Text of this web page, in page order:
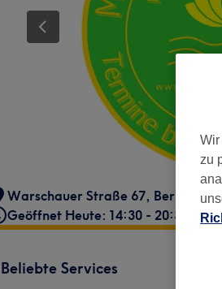
Warschauer Straße 67, Berlin,
Geöffnet Heute: 14:30 - 20:30
Beliebte Services
Wir
zu